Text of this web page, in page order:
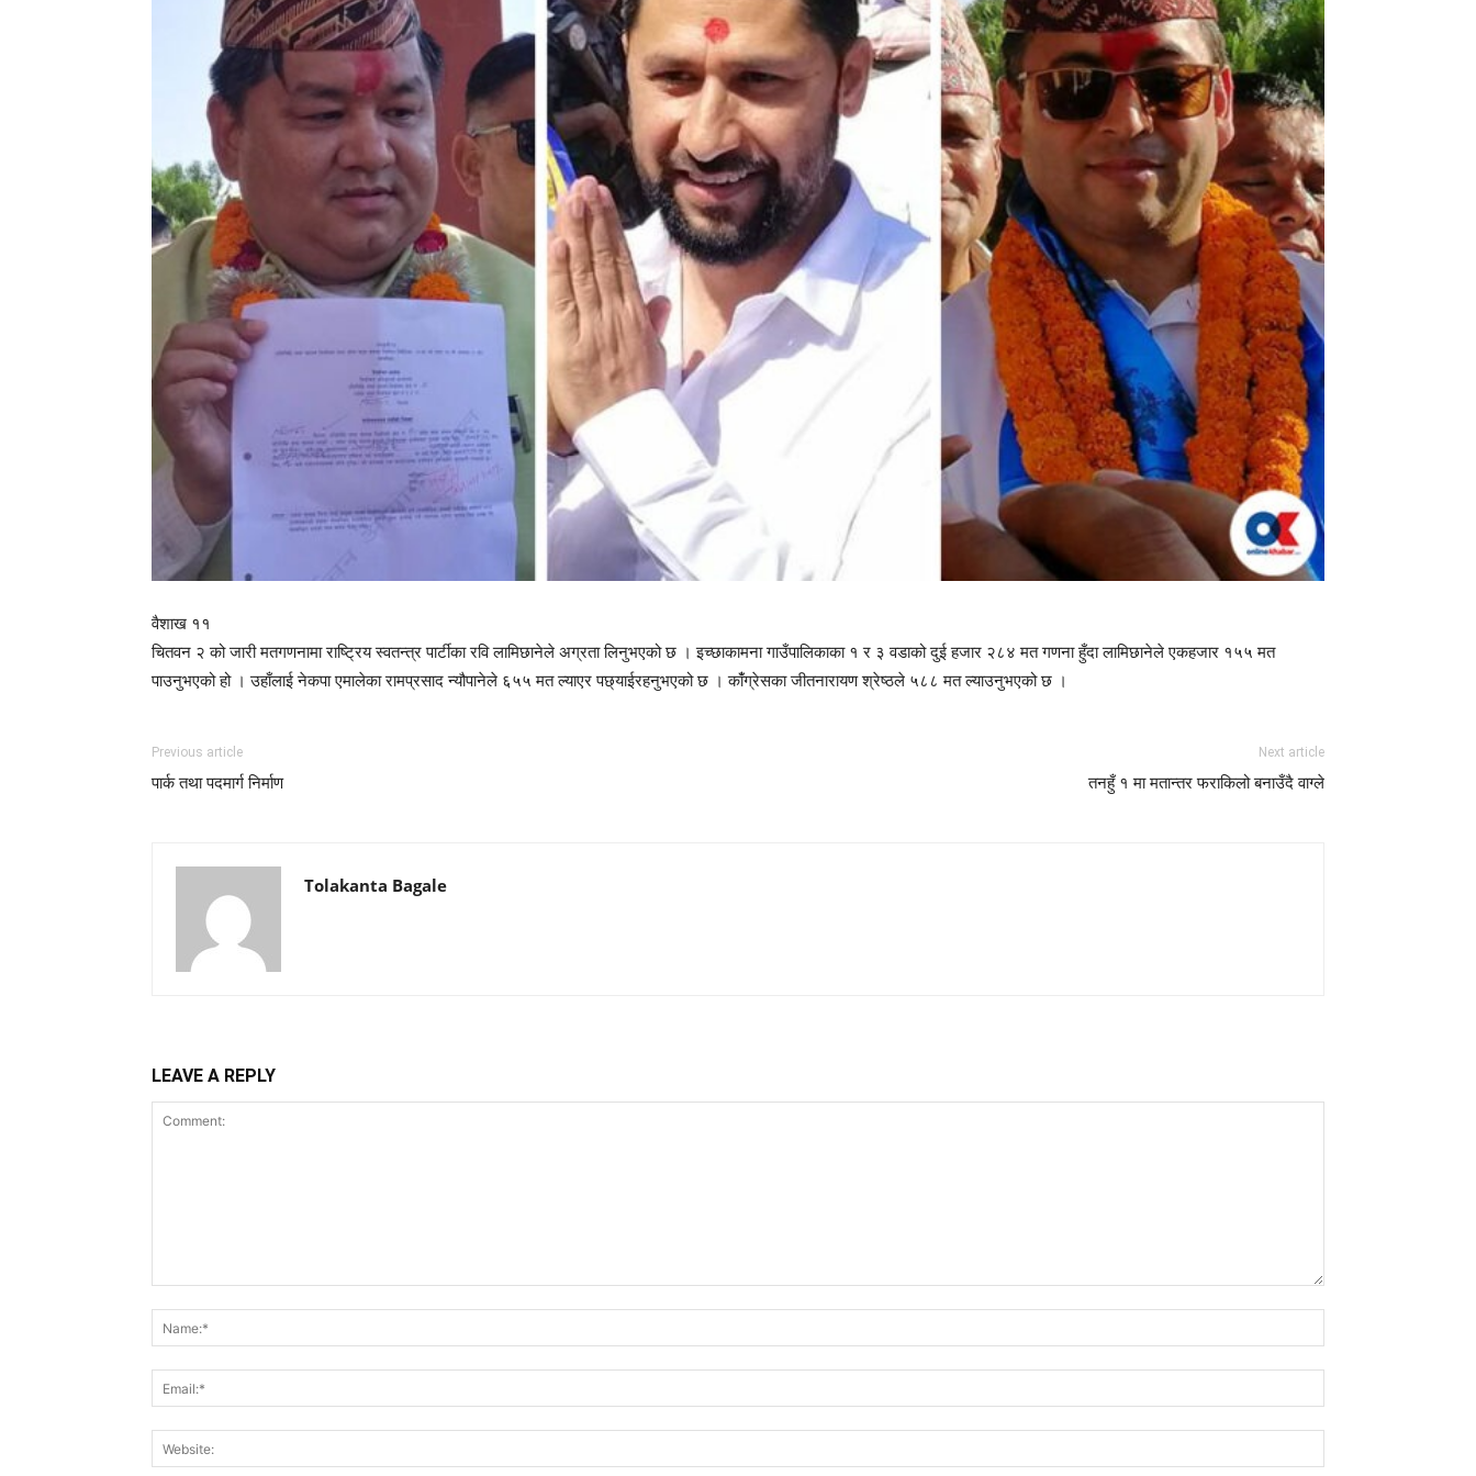
वैशाख ११
चितवन २ को जारी मतगणनामा राष्ट्रिय स्वतन्त्र पार्टीका रवि लामिछानेले अग्रता लिनुभएको छ । इच्छाकामना गाउँपालिकाका १ र ३ वडाको दुई हजार २८४ मत गणना हुँदा लामिछानेले एकहजार १५५ मत
पाउनुभएको हो । उहाँलाई नेकपा एमालेका रामप्रसाद न्यौपानेले ६५५ मत ल्याएर पछ्याईरहनुभएको छ । कांँग्रेसका जीतनारायण श्रेष्ठले ५८८ मत ल्याउनुभएको छ ।
Previous article
पार्क तथा पदमार्ग निर्माण
Next article
तनहुँ १ मा मतान्तर फराकिलो बनाउँदै वाग्ले
Tolakanta Bagale
LEAVE A REPLY